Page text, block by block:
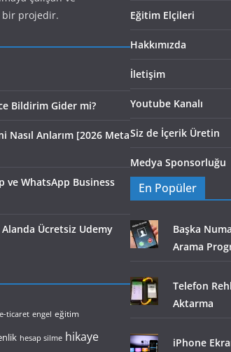
bir projedir.
Bildirim Gider mi?
Nasıl Anlarım [2026 Meta
ve WhatsApp Business
Alanda Ücretsiz Udemy
e-ticaret engel eğitim
hesap silme hikaye
Eğitim Elçileri
Hakkımızda
İletişim
Youtube Kanalı
Siz de İçerik Üretin
Medya Sponsorluğu
En Popüler
Başka
Arama
Telefon
Aktarma
iPhone